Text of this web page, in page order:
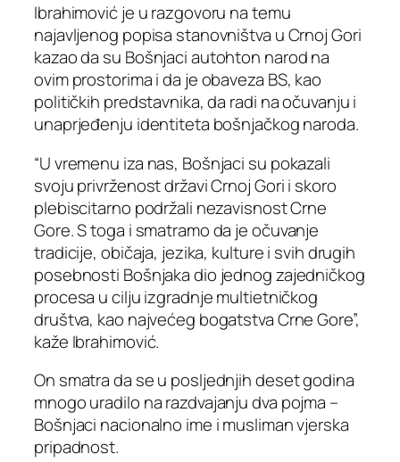
Ibrahimović je u razgovoru na temu
najavljenog popisa stanovništva u Crnoj Gori
kazao da su Bošnjaci autohton narod na
ovim prostorima i da je obaveza BS, kao
političkih predstavnika, da radi na očuvanju i
unaprjeđenju identiteta bošnjačkog naroda.
“U vremenu iza nas, Bošnjaci su pokazali
svoju privrženost državi Crnoj Gori i skoro
plebiscitarno podržali nezavisnost Crne
Gore. S toga i smatramo da je očuvanje
tradicije, običaja, jezika, kulture i svih drugih
posebnosti Bošnjaka dio jednog zajedničkog
procesa u cilju izgradnje multietničkog
društva, kao najvećeg bogatstva Crne Gore”,
kaže Ibrahimović.
On smatra da se u posljednjih deset godina
mnogo uradilo na razdvajanju dva pojma –
Bošnjaci nacionalno ime i musliman vjerska
pripadnost.